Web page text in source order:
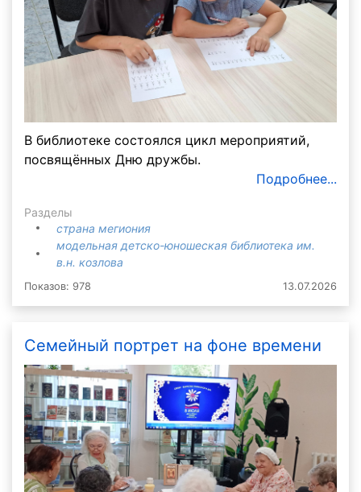
В библиотеке состоялся цикл мероприятий,
посвящённых Дню дружбы.
Подробнее...
Разделы
страна мегиония
модельная детско-юношеская библиотека им.
в.н. козлова
Показов: 978 13.07.2026
Семейный портрет на фоне времени